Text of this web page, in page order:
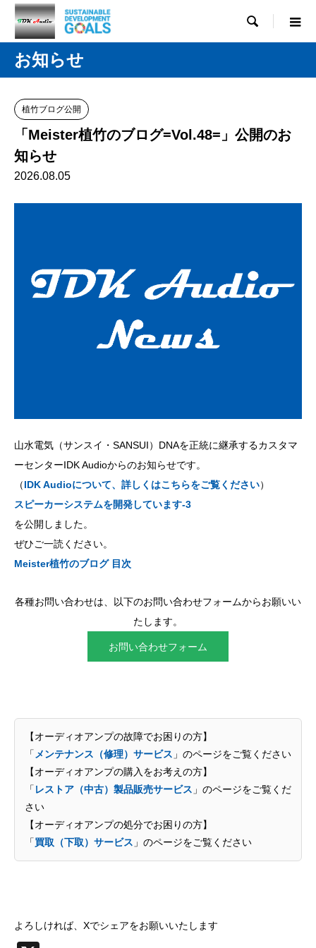

お知らせ
植竹ブログ公開
「Meister植竹のブログ=Vol.48=」公開のお
知らせ
2026.08.05
山水電気（サンスイ・SANSUI）DNAを正統に継承するカスタマ
ーセンターIDK Audioからのお知らせです。
（IDK Audioについて、詳しくはこちらをご覧ください）
スピーカーシステムを開発しています-3
を公開しました。
ぜひご一読ください。
Meister植竹のブログ 目次
各種お問い合わせは、以下のお問い合わせフォームからお願いい
たします。
お問い合わせフォーム
【オーディオアンプの故障でお困りの方】
「 メンテナンス（修理）サービス 」のページをご覧ください
【オーディオアンプの購入をお考えの方】
「 レストア（中古）製品販売サービス 」のページをご覧くだ
さい
【オーディオアンプの処分でお困りの方】
「買取（下取）サービス 」のページをご覧ください
よろしければ、Xでシェアをお願いいたします